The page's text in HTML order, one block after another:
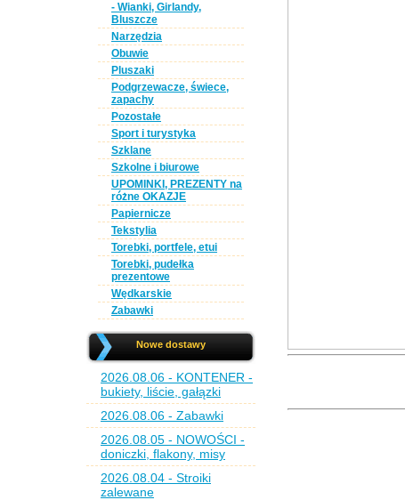
- Wianki, Girlandy,
Bluszcze
Narzędzia
Obuwie
Pluszaki
Podgrzewacze, świece,
zapachy
Pozostałe
Sport i turystyka
Szklane
Szkolne i biurowe
UPOMINKI, PREZENTY na
różne OKAZJE
Papiernicze
Tekstylia
Torebki, portfele, etui
Torebki, pudełka
prezentowe
Wędkarskie
Zabawki
Nowe dostawy
2026.08.06 - KONTENER -
bukiety, liście, gałązki
2026.08.06 - Zabawki
2026.08.05 - NOWOŚCI -
doniczki, flakony, misy
2026.08.04 - Stroiki
zalewane